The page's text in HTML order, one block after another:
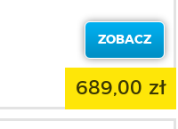
ZOBACZ
689,00 zł